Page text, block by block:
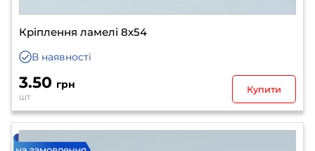
Кріплення ламелі 8х54
В наявності
3.50 грн
шт
Купити